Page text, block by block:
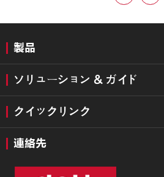
製品
ソリューション & ガイド
クイックリンク
連絡先